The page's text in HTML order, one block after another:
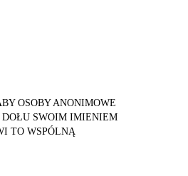
OSOBY ANONIMOWE
DOŁU SWOIM IMIENIEM
TO WSPÓLNĄ